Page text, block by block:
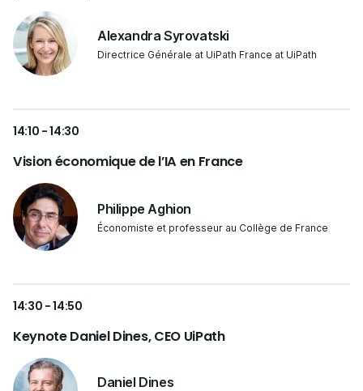
Alexandra Syrovatski
Directrice Générale at UiPath France at UiPath
14:10 - 14:30
Vision économique de l’IA en France
Philippe Aghion
Économiste et professeur au Collège de France
14:30 - 14:50
Keynote Daniel Dines, CEO UiPath
Daniel Dines